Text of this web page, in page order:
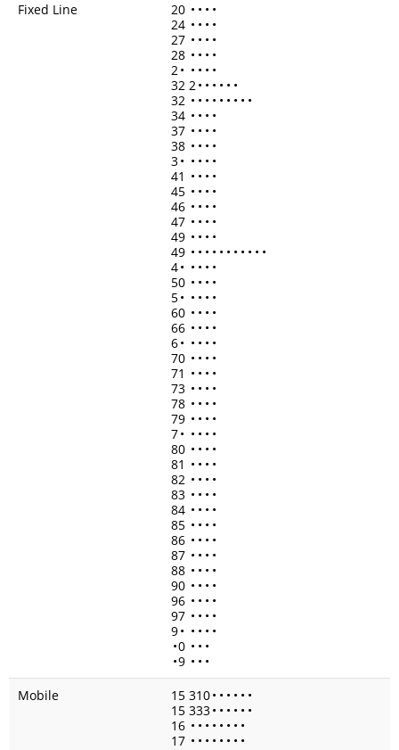
Fixed Line
20 • • • •
24 • • • •
27 • • • •
28 • • • •
2• • • • •
32 2• • • • • •
32 • • • • • • • • •
34 • • • •
37 • • • •
38 • • • •
3• • • • •
41 • • • •
45 • • • •
46 • • • •
47 • • • •
49 • • • •
49 • • • • • • • • • • •
4• • • • •
50 • • • •
5• • • • •
60 • • • •
66 • • • •
6• • • • •
70 • • • •
71 • • • •
73 • • • •
78 • • • •
79 • • • •
7• • • • •
80 • • • •
81 • • • •
82 • • • •
83 • • • •
84 • • • •
85 • • • •
86 • • • •
87 • • • •
88 • • • •
90 • • • •
96 • • • •
97 • • • •
9• • • • •
•0 • • •
•9 • • •
Mobile
15 310• • • • • •
15 333• • • • • •
16 • • • • • • • •
17 • • • • • • • •